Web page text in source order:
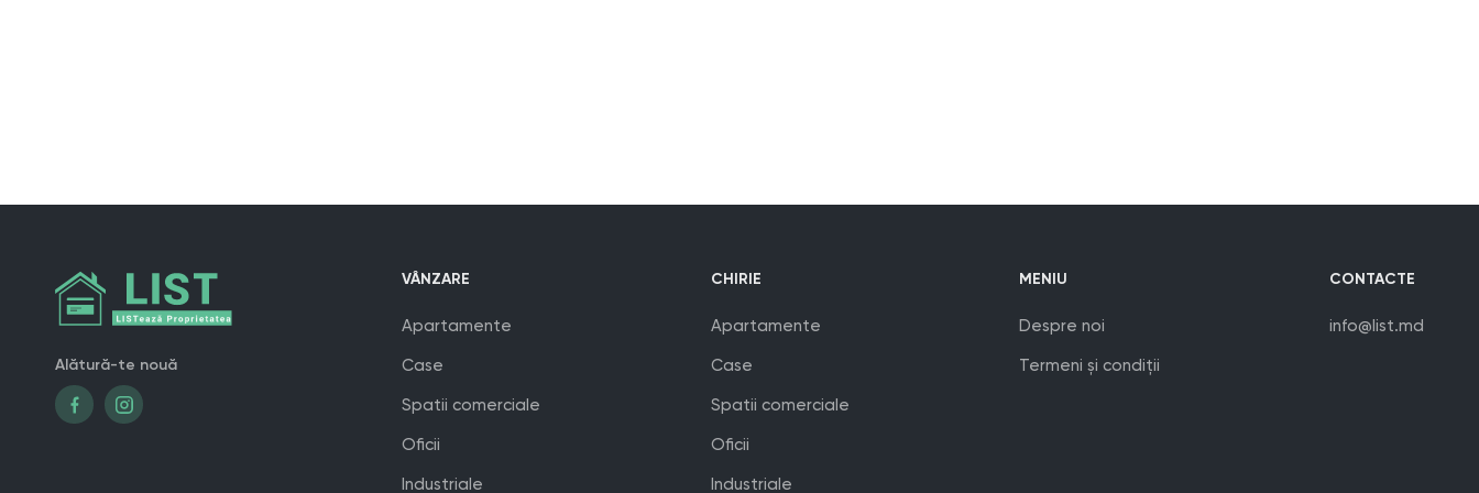
Alătură-te nouă
VÂNZARE
Apartamente
Case
Spatii comerciale
Oficii
Industriale
CHIRIE
Apartamente
Case
Spatii comerciale
Oficii
Industriale
MENIU
Despre noi
Termeni și condiții
CONTACTE
info@list.md